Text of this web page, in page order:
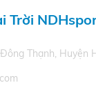
Trời
Thạnh, Huyện